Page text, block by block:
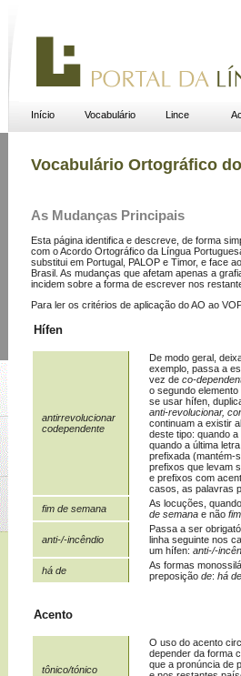
Início Vocabulário Lince
Vocabulário Ortográfico
As Mudanças Principais
Esta página identifica e descreve, de forma
com o Acordo Ortográfico da Língua
substitui em Portugal, PALOP e Timor, e face
Brasil. As mudanças que afetam apenas a
incidem sobre a forma de escrever nos
Para ler os critérios de aplicação do AO ao
Hífen
antirrevolucionar
codependente
De modo geral,
exemplo, passa a
vez de co-
o segundo
se usar hífen,
anti-revolucionar,
continuam a existir
deste tipo: quando
quando a última
prefixada (mantém-
prefixos que levam
e prefixos com
casos, as palavras
fim de semana
As locuções,
de semana e não
anti-/-incêndio
Passa a ser
linha seguinte nos
um hífen: anti-/-
há de
As formas
preposição de: há de
Acento
tônico/tónico
O uso do acento
depender da forma
que a pronúncia de